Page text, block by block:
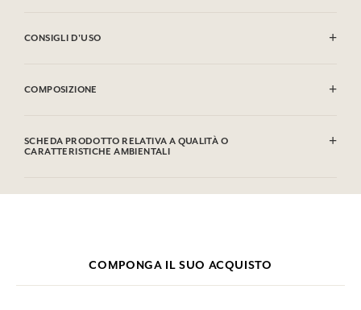
CONSIGLI D'USO
COMPOSIZIONE
Parfum/Fragrance, Palm Kernel Acid, Glycerin, Argania Spinosa
Kernel Oil*, Rosmarinus Officinalis (Rosemary) Leaf Extract,
SCHEDA PRODOTTO RELATIVA A QUALITÀ O
CARATTERISTICHE AMBIENTALI
Si prega di consultare le qualità o le caratteristiche ambientali
COMPONGA IL SUO ACQUISTO